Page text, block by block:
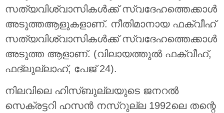
സത്യവിശ്വാസികൾക്ക് സ്വദേഹത്തെക്കാൾ
അടുത്തആളുകളാണ്. നീതിമാനായ ഫക്വീഹ്
സത്യവിശ്വാസികൾക്ക് സ്വദേഹത്തെക്കാൾ
അടുത്ത ആളാണ്. (വിലായത്തുൽ ഫക്വീഹ്,
ഫദ്‌ലുല്ലാഹ്, പേജ് 24).
നിലവിലെ ഹിസ്ബുല്ലയുടെ ജനറൽ
സെക്രട്ടറി ഹസൻ നസ്‌റുല്ല 1992ലെ തന്റെ